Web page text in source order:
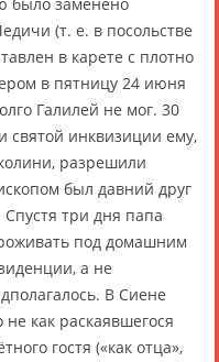
было заменено
(т. е. в посольстве
в карете с плотно
в пятницу 24 июня
Галилей не мог. 30
святой инквизиции ему,
разрешили
был давний друг
три дня папа
под домашним
а не
В Сиене
как раскаявшегося
гостя («как отца»,